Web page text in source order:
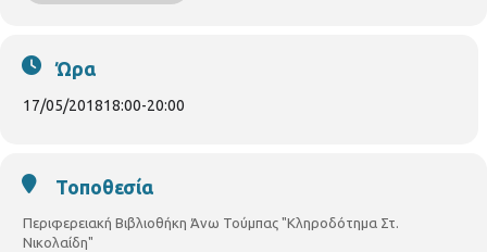
Πέμπτη 17 Μαΐου 2018 ώρα 18:00 – 20:00
Βιβλιοθήκη Άνω Τούμπας
Ώρα
17/05/201818:00-20:00
Τοποθεσία
Περιφερειακή Βιβλιοθήκη Άνω Τούμπας "Κληροδότημα Στ.
Νικολαίδη"